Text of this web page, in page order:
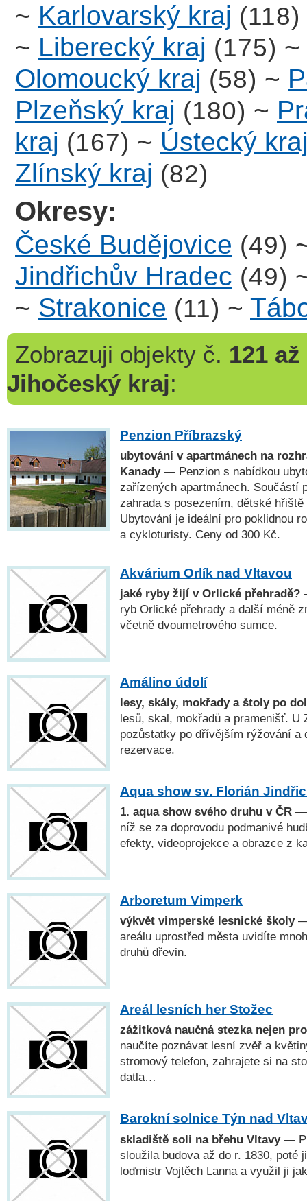
~ Karlovarský kraj (118)
~ Liberecký kraj (175) ~
Olomoucký kraj (58) ~
Plzeňský kraj (180) ~
kraj (167) ~ Ústecký
Zlínský kraj (82)
Okresy:
České Budějovice (49)
Jindřichův Hradec (49)
~ Strakonice (11) ~
Zobrazuji objekty č. 121 až
Jihočeský kraj:
Penzion Příbrazský
ubytování v apartmánech na
Kanady— Penzion s nabídkou
zařízených apartmánech. Součástí
zahrada s posezením, dětské
Ubytování je ideální pro poklidnou
a cykloturisty. Ceny od 300 Kč.
Akvárium Orlík nad Vltavou
jaké ryby žijí v Orlické přehradě?
ryb Orlické přehrady a další méně
včetně dvoumetrového sumce.
Amálino údolí
lesy, skály, mokřady a štoly po
lesů, skal, mokřadů a pramenišť. U
pozůstatky po dřívějším rýžování a
rezervace.
Aqua show sv. Florián
1. aqua show svého druhu v ČR —
níž se za doprovodu podmanivé
efekty, videoprojekce a obrazce z
Arboretum Vimperk
výkvět vimperské lesnické školy—
areálu uprostřed města uvidíte
druhů dřevin.
Areál lesních her Stožec
zážitková naučná stezka nejen
naučíte poznávat lesní zvěř a
stromový telefon, zahrajete si na
datla…
Barokní solnice Týn nad
skladiště soli na břehu Vltavy—
sloužila budova až do r. 1830, poté
loďmistr Vojtěch Lanna a využil ji